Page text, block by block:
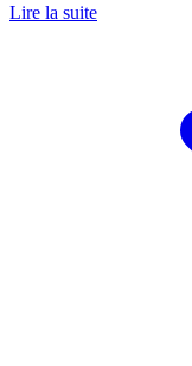
Lire la suite